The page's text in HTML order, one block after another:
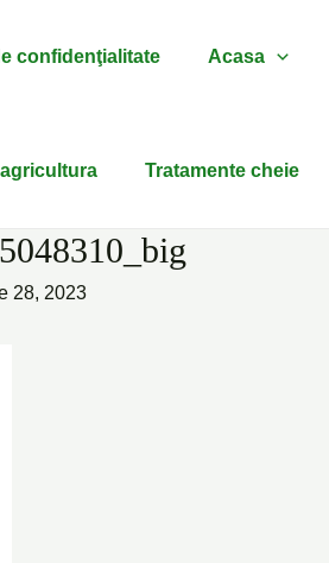
confidenţialitate Acasa
Tratamente cheie
28, 2023